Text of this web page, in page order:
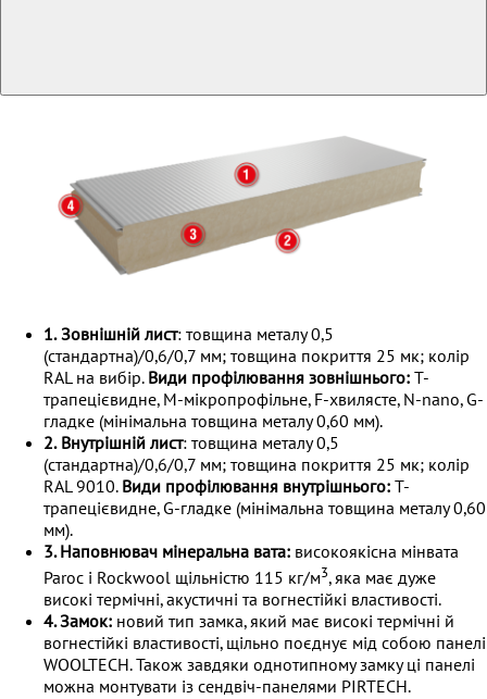
1. Зовнішній лист: товщина металу 0,5
(стандартна)/0,6/0,7 мм; товщина покриття 25 мк; колір
RAL на вибір. Види профілювання зовнішнього: Т-
трапецієвидне, М-мікропрофільне, F-хвилясте, N-nano, G-
гладке (мінімальна товщина металу 0,60 мм).
2. Внутрішній лист: товщина металу 0,5
(стандартна)/0,6/0,7 мм; товщина покриття 25 мк; колір
RAL 9010. Види профілювання внутрішнього: Т-
трапецієвидне, G-гладке (мінімальна товщина металу 0,60
мм).
3. Наповнювач мінеральна вата: високоякісна мінвата
Paroc і Rockwool щільністю 115 кг/м3, яка має дуже
високі термічні, акустичні та вогнестійкі властивості.
4. Замок: новий тип замка, який має високі термічні й
вогнестійкі властивості, щільно поєднує мід собою панелі
WOOLTECH. Також завдяки однотипному замку ці панелі
можна монтувати із сендвіч-панелями PIRTECH.